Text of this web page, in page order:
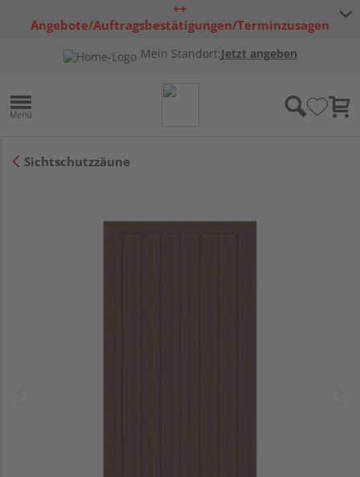
++
Angebote/Auftragsbestätigungen/Terminzusagen
Mein Standort:Jetzt angeben
Sichtschutzzäune